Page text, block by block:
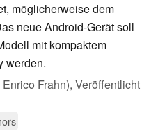
möglicherweise dem
neue Android-Gerät soll
mit kompaktem
werden.
Enrico Frahn), Veröffentlicht